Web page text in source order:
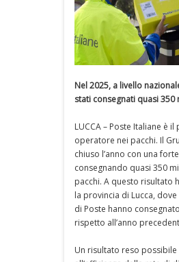
Nel 2025, a livello
stati consegnati quasi 350
LUCCA – Poste Italiane è il
operatore nei pacchi. Il
chiuso l’anno con una
consegnando quasi 350
pacchi. A questo risultato
la provincia di Lucca,
di Poste hanno
rispetto all’anno
Un risultato reso possibile